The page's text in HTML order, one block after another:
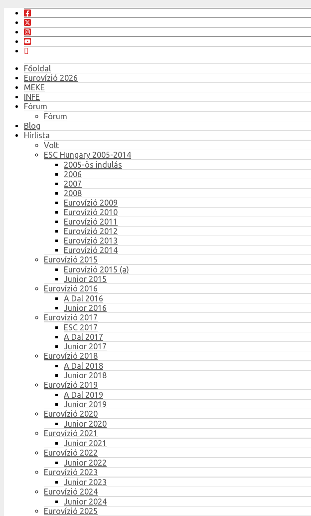
Főoldal
Eurovízió 2026
MEKE
INFE
Fórum
Fórum
Blog
Hírlista
Volt
ESC Hungary 2005-2014
2005-ös indulás
2006
2007
2008
Eurovízió 2009
Eurovízió 2010
Eurovízió 2011
Eurovízió 2012
Eurovízió 2013
Eurovízió 2014
Eurovízió 2015
Eurovízió 2015 (a)
Junior 2015
Eurovízió 2016
A Dal 2016
Junior 2016
Eurovízió 2017
ESC 2017
A Dal 2017
Junior 2017
Eurovízió 2018
A Dal 2018
Junior 2018
Eurovízió 2019
A Dal 2019
Junior 2019
Eurovízió 2020
Junior 2020
Eurovízió 2021
Junior 2021
Eurovízió 2022
Junior 2022
Eurovízió 2023
Junior 2023
Eurovízió 2024
Junior 2024
Eurovízió 2025